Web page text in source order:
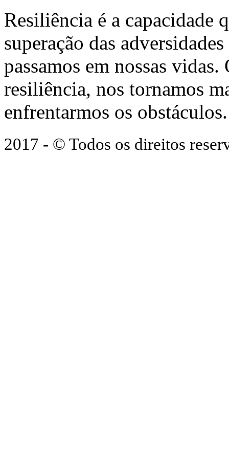
Resiliência é a capacidade
superação das
passamos em nossas
resiliência, nos tornamos
enfrentarmos os obstáculos.
2017 - © Todos os direitos